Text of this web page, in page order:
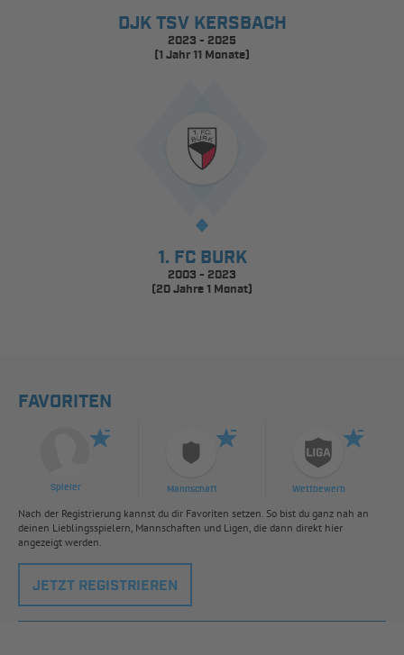
DJK TSV KERSBACH
2023 - 2025
(1 Jahr 11 Monate)
1. FC BURK
2003 - 2023
(20 Jahre 1 Monat)
FAVORITEN
Spieler Mannschaft Wettbewerb
Nach der Registrierung kannst du dir Favoriten setzen. So bist du ganz nah an
deinen Lieblingsspielern, Mannschaften und Ligen, die dann direkt hier
angezeigt werden.
JETZT REGISTRIEREN